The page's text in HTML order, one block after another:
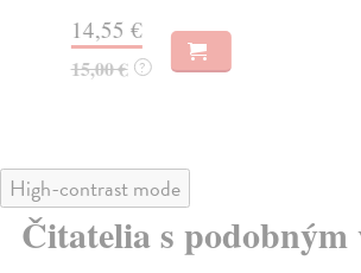
14,55 €
15,00 € ?
High-contrast mode
Čitatelia s podobným